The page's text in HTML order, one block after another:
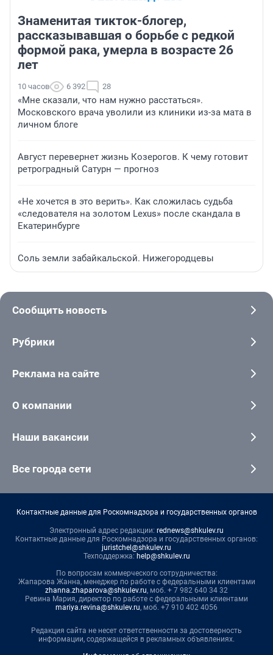
Знаменитая тикток-блогер,
рассказывавшая о борьбе с редкой
формой рака, умерла в возрасте 26
лет
10 часов 6 392 28
«Мне сказали, что нам нужно расстаться».
Московского врача уволили из клиники из-за мата в
личном блоге
Август перевернет жизнь Козерогов. К чему готовит
ретроградный Сатурн — прогноз
«Не хочется в это верить». Как сложилась судьба
«следователя на золотом Lexus» после скандала в
Екатеринбурге
Соль земли забайкальской. Нижегородцевы
Сообщить новость
Рубрики
Реклама на сайте
О компании
Наши вакансии
Все города сети
Контактные данные для Роскомнадзора и государственных органов
Электронный адрес редакции: rednews@shkulev.ru
Контактные данные для Роскомнадзора и государственных органов:
juristchel@shkulev.ru
Техподдержка: help@shkulev.ru
По вопросам коммерческого сотрудничества:
Жапарова Жанна, менеджер по работе с федеральными клиентами
zhanna.zhaparova@shkulev.ru, моб. + 7 982 640 34 32
Ревина Мария, директор по работе с федеральными клиентами
mariya.revina@shkulev.ru, моб. +7 910 402 4056
Редакция сайта не несет ответственности за достоверность
информации, содержащейся в рекламных объявлениях.